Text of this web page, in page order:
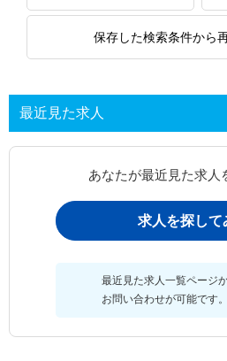
保存した検索条件から
最近見た求人
あなたが最近見た求人
求人を探して
最近見た求人一覧ページか
お問い合わせが可能です。